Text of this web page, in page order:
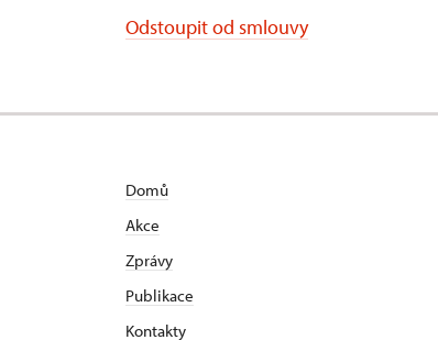
Odstoupit od smlouvy
Domů
Akce
Zprávy
Publikace
Kontakty